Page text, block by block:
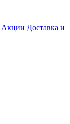
Акции Доставка и